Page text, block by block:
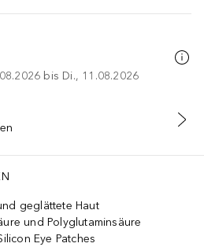
bis Di., 11.08.2026
WARENKORB
geglättete Haut
und Polyglutaminsäure
Eye Patches